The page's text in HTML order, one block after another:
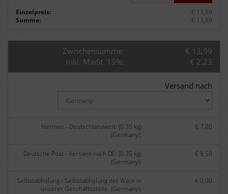
Einzelpreis:
€ 13,99
Summe:
€ 13,99
Zwischensumme:
€ 13,99
inkl. MwSt. 19%:
€ 2,23
Versand nach
Hermes - Deutschlandweit: (0.35 kg)
(Germany):
€ 7,00
Deutsche Post - Versand nach DE: (0.35 kg)
(Germany):
€ 9,50
Selbstabholung - Selbstabholung der Ware in
unserer Geschäftsstelle. (Germany):
€ 0,00